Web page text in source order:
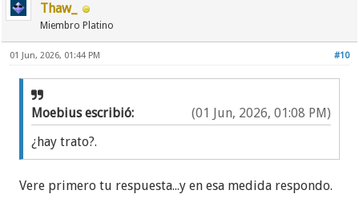
Thaw_
Miembro Platino
#10
01 Jun, 2026, 01:44 PM
(01 Jun, 2026, 01:08 PM)
Moebius escribió:
¿hay trato?.
Vere primero tu respuesta...y en esa medida respondo.